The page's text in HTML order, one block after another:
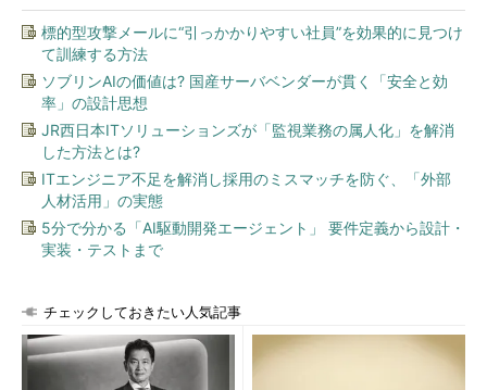
標的型攻撃メールに“引っかかりやすい社員”を効果的に見つけ
て訓練する方法
ソブリンAIの価値は? 国産サーバベンダーが貫く「安全と効
率」の設計思想
JR西日本ITソリューションズが「監視業務の属人化」を解消
した方法とは?
ITエンジニア不足を解消し採用のミスマッチを防ぐ、「外部
人材活用」の実態
5分で分かる「AI駆動開発エージェント」 要件定義から設計・
実装・テストまで
チェックしておきたい人気記事